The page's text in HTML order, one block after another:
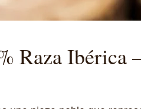
Raza Ibérica